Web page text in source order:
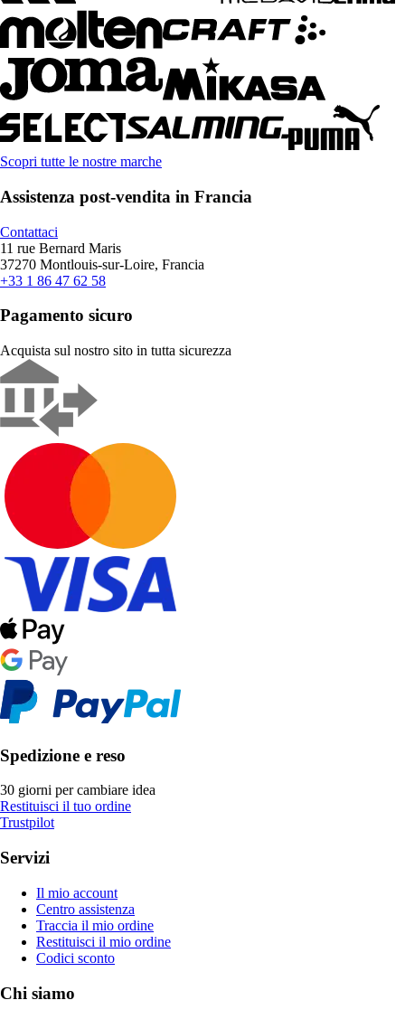
Scopri tutte le nostre marche
Assistenza post-vendita in Francia
Contattaci
11 rue Bernard Maris
37270 Montlouis-sur-Loire, Francia
+33 1 86 47 62 58
Pagamento sicuro
Acquista sul nostro sito in tutta sicurezza
Spedizione e reso
30 giorni per cambiare idea
Restituisci il tuo ordine
Trustpilot
Servizi
Il mio account
Centro assistenza
Traccia il mio ordine
Restituisci il mio ordine
Codici sconto
Chi siamo